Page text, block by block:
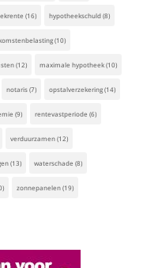
(16) hypotheekschuld(8)
(10)
(12) maximale hypotheek(10)
notaris(7) opstalverzekering(14)
(9) rentevastperiode (6)
verduurzamen(12)
(13) waterschade (8)
zonnepanelen(19)